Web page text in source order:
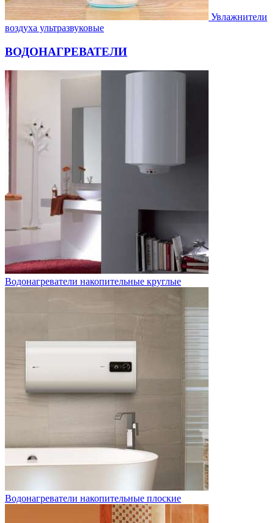
Увлажнители
воздуха ультразвуковые
ВОДОНАГРЕВАТЕЛИ
Водонагреватели накопительные круглые
Водонагреватели накопительные плоские